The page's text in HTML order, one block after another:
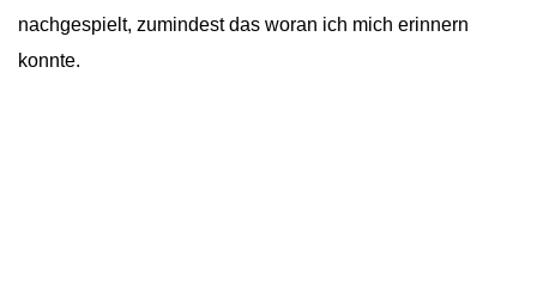
nachgespielt, zumindest das woran ich mich erinnern
konnte.